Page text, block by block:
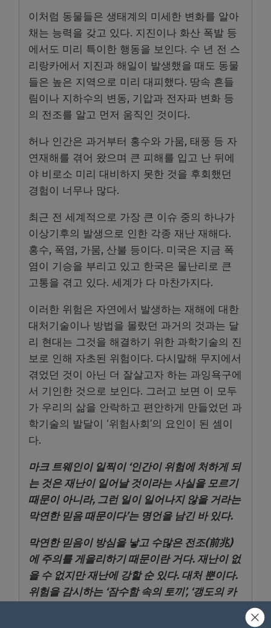
이처럼 동물들은 생태계의 미세한 변화를 알아
채는 능력을 갖고 있다. 지진이나 화산 폭발 등
에서도 미리 특이한 행동을 보인다. 수 년 전 스
리랑카에서 지진과 해일이 발생했을 때도 동물
들은 높은 지역으로 미리 대피했다. 땅속 흔들
림이나 지하수의 변동, 기압과 전자파 변화 등
의 전조를 알고 먼저 움직인 것이다.
허나 인간은 과거부터 홍수와 가뭄, 태풍 등 자
연재해를 겪어 왔으며 큰 피해를 입고 난 뒤에
야 비로소 미리 대비하지 못한 것을 후회했던
경험이 너무나 많다.
최근 전 세계적으로 가장 큰 이슈 중의 하나가
이상기후의 발생으로 인한 각종 재난 재해다.
홍수, 폭염, 가뭄, 산불 등이다. 미국은 지금 폭
염이 기승을 부리고 있고 한국은 물난리로 큰
고통을 겪고 있다. 세계가 다 마찬가지다.
이러한 위험은 자연에서 발생하는 재해에 대한
대처기술이나 방법을 몰랐던 과거의 것과는 달
리 현대는 그것을 해결하기 위한 과학기술의 진
보로 인해 자초된 위험이다. 다시말해 무지에서
겪었던 것이 아닌 더 잘살고자 하는 과잉욕구에
서 기인한 것으로 보인다. 그러고 보면 이 모두
가 우리의 삶을 안락하고 편안하게 만들었던 과
학기술의 발달이 ‘위험사회’의 요인이 된 셈이
다.
마크 트웨인이 일찍이 ‘인간이 위험에 처하게 되
는 것은 재난이 일어날 것이라는 사실을 모르기
때문이 아니라, 그런 일이 일어나지 않을 거라는
막연한 믿음 때문이다’는 명언을 남긴 바 있다.
막연한 믿음이 방심을 낳고 수많은 전조(前兆)
에 주의를 게을리하기 때문이란 거다. 재난이 없
을 수 없지만 재난에 강할 순 있다. 대처 뿐이다.
위험을 감시하는 ‘잠수함 속의 토끼’, ‘갱도의 카